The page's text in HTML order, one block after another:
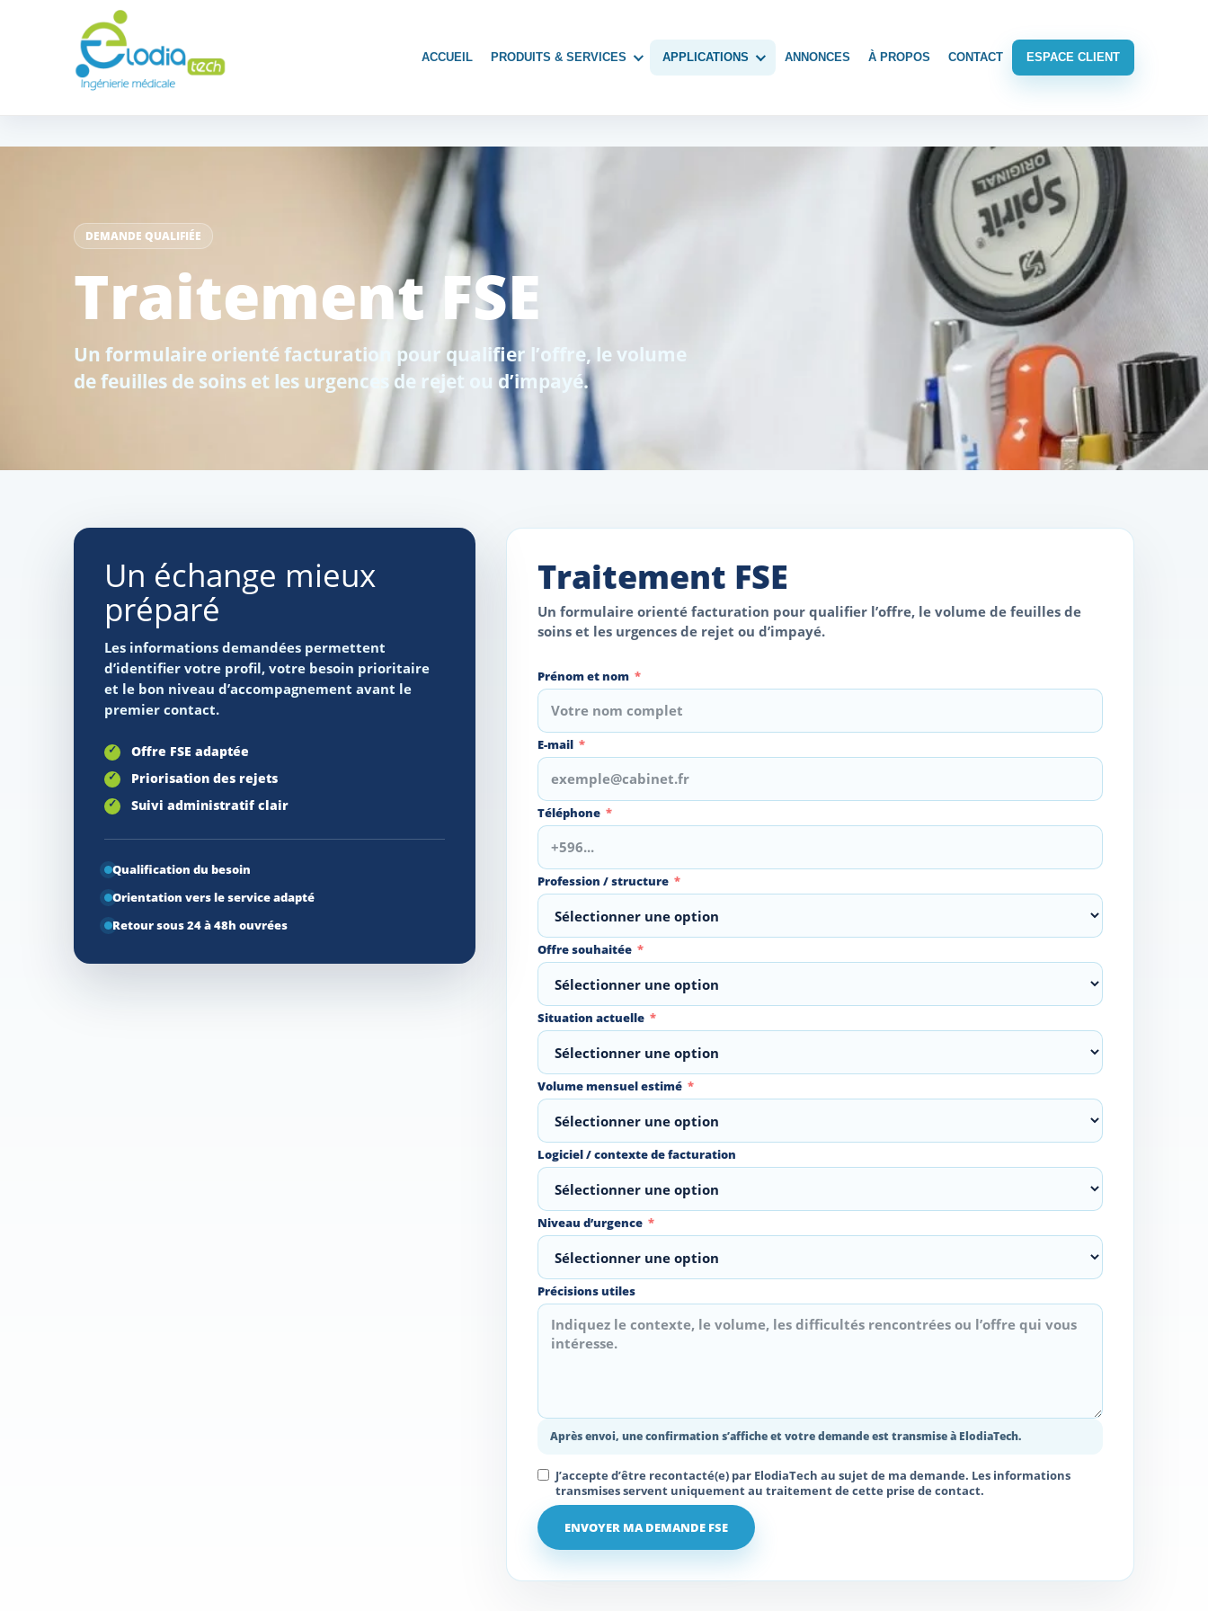
ACCUEIL PRODUITS & SERVICES APPLICATIONS ANNONCES À PROPOS CONTACT ESPACE CLIENT
DEMANDE QUALIFIÉE
Traitement FSE
Un formulaire orienté facturation pour qualifier l’offre, le volume
de feuilles de soins et les urgences de rejet ou d’impayé.
Un échange mieux
préparé
Les informations demandées permettent
d’identifier votre profil, votre besoin prioritaire
et le bon niveau d’accompagnement avant le
premier contact.
Offre FSE adaptée
Priorisation des rejets
Suivi administratif clair
Qualification du besoin
Orientation vers le service adapté
Retour sous 24 à 48h ouvrées
Traitement FSE
Un formulaire orienté facturation pour qualifier l’offre, le volume de feuilles de
soins et les urgences de rejet ou d’impayé.
Prénom et nom
E-mail
Téléphone
Profession / structure
Offre souhaitée
Situation actuelle
Volume mensuel estimé
Logiciel / contexte de facturation
Niveau d’urgence
Précisions utiles
Après envoi, une confirmation s’affiche et votre demande est transmise à ElodiaTech.
J’accepte d’être recontacté(e) par ElodiaTech au sujet de ma demande. Les informations
transmises servent uniquement au traitement de cette prise de contact.
ENVOYER MA DEMANDE FSE